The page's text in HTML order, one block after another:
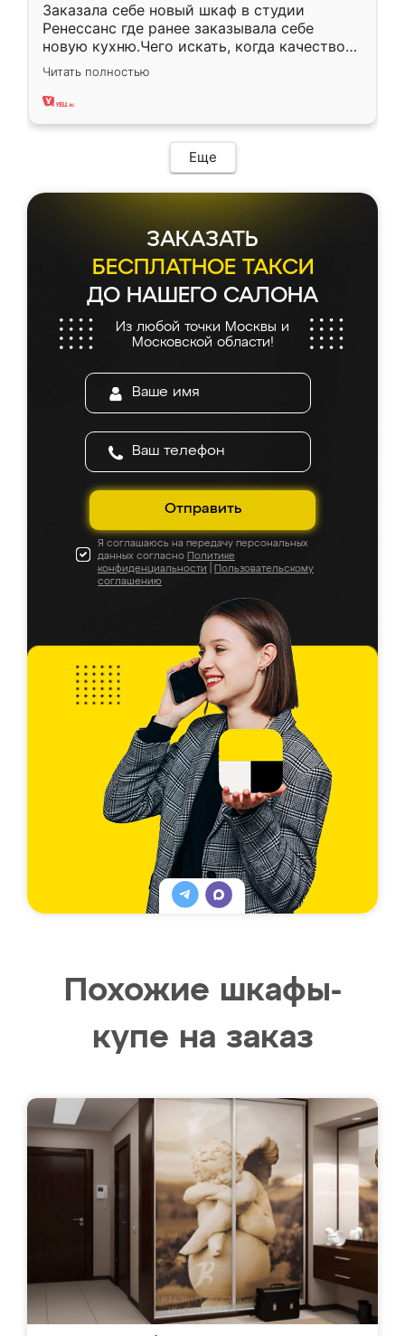
Заказала себе новый шкаф в студии
Ренессанс где ранее заказывала себе
новую кухню.Чего искать, когда качеством
вполне довольна. Служит кухня уже почти
два года, нареканий нет.
Читать полностью
Еще
ЗАКАЗАТЬ
БЕСПЛАТНОЕ ТАКСИ
ДО НАШЕГО САЛОНА
Из любой точки Москвы и
Московской области!
Отправить
Я соглашаюсь на передачу персональных
данных согласно Политике
конфиденциальности
Пользовательскому
соглашению
Похожие шкафы-
купе на заказ